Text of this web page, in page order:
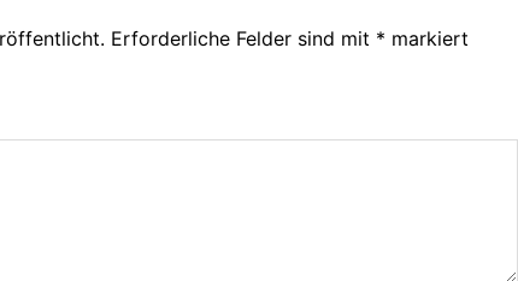
Erforderliche Felder sind mit * markiert